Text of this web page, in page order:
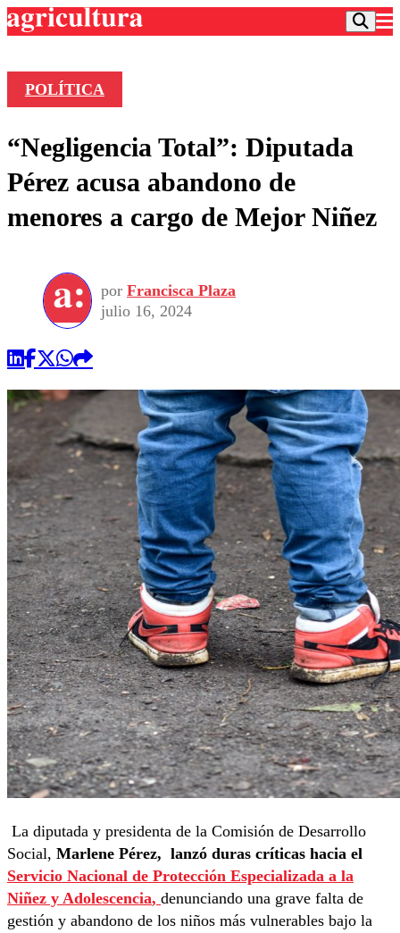
Frecuencias
Agricultura TV
Deportes
Colo Colo
Seleccion Chilena
Torneo Internacional
Universidad de Chile
Entretención
Economía
Internacional
Sustentabilidad
Publicaciones en medios
Opinión
POLÍTICA
“Negligencia Total”: Diputada
Pérez acusa abandono de
menores a cargo de Mejor Niñez
por Francisca Plaza
julio 16, 2024
La diputada y presidenta de la Comisión de Desarrollo
Social, Marlene Pérez, lanzó duras críticas hacia el
Servicio Nacional de Protección Especializada a la
Niñez y Adolescencia, denunciando una grave falta de
gestión y abandono de los niños más vulnerables bajo la